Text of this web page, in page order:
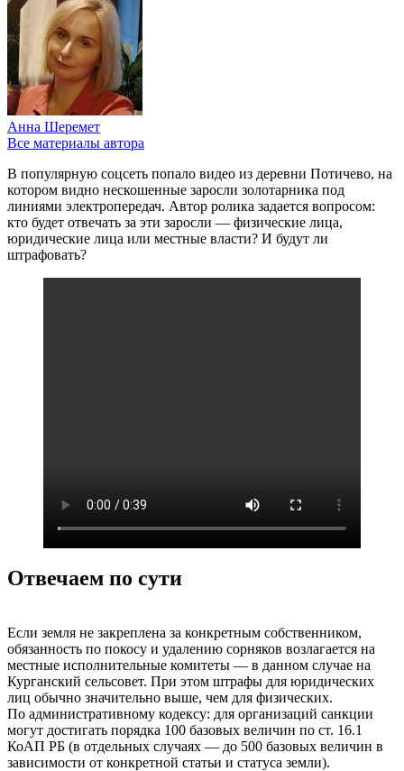
Анна Шеремет
Все материалы автора
В популярную соцсеть попало видео из деревни Потичево, на
котором видно нескошенные заросли золотарника под
линиями электропередач. Автор ролика задается вопросом:
кто будет отвечать за эти заросли — физические лица,
юридические лица или местные власти? И будут ли
штрафовать?
Отвечаем по сути
Если земля не закреплена за конкретным собственником,
обязанность по покосу и удалению сорняков возлагается на
местные исполнительные комитеты — в данном случае на
Курганский сельсовет. При этом штрафы для юридических
лиц обычно значительно выше, чем для физических.
По административному кодексу: для организаций санкции
могут достигать порядка 100 базовых величин по ст. 16.1
КоАП РБ (в отдельных случаях — до 500 базовых величин в
зависимости от конкретной статьи и статуса земли).